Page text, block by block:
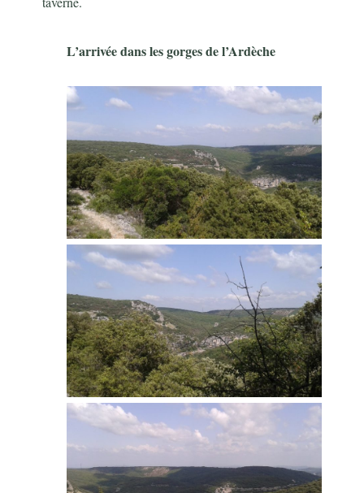
L’arrivée dans les gorges de l’Ardèche